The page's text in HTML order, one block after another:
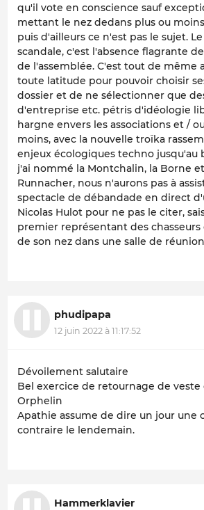
qu'il vote en conscience sauf
mettant le nez dedans plus ou
puis d'ailleurs ce n'est pas le sujet.
scandale, c'est l'absence flagrante
de l'assemblée. C'est tout de même
toute latitude pour pouvoir choisir
dossier et de ne sélectionner que
d'entreprise etc. pétris d'idéologie
hargne envers les associations et /
moins, avec la nouvelle troïka
enjeux écologiques techno jusqu'au
j'ai nommé la Montchalin, la Borne
Runnacher, nous n'aurons pas à
spectacle de débandade en direct
Nicolas Hulot pour ne pas le citer,
premier représentant des
de son nez dans une salle de
phudipapa
12 juin 2022 à 11:17:52
Dévoilement salutaire
Bel exercice de retournage de veste
Orphelin
Apathie assume de dire un jour une
contraire le lendemain.
Hammerklavier